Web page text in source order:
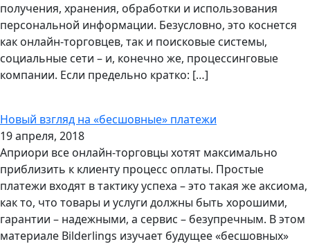
получения, хранения, обработки и использования
персональной информации. Безусловно, это коснется
как онлайн-торговцев, так и поисковые системы,
социальные сети – и, конечно же, процессинговые
компании. Если предельно кратко: […]
Новый взгляд на «бесшовные» платежи
19 апреля, 2018
Априори все онлайн-торговцы хотят максимально
приблизить к клиенту процесс оплаты. Простые
платежи входят в тактику успеха – это такая же аксиома,
как то, что товары и услуги должны быть хорошими,
гарантии – надежными, а сервис – безупречным. В этом
материале Bilderlings изучает будущее «бесшовных»